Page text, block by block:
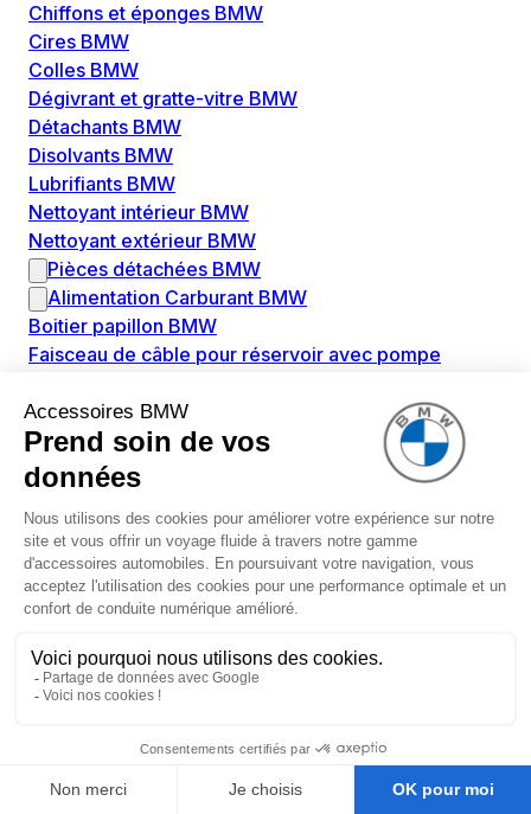
Chiffons et éponges BMW
Cires BMW
Colles BMW
Dégivrant et gratte-vitre BMW
Détachants BMW
Disolvants BMW
Lubrifiants BMW
Nettoyant intérieur BMW
Nettoyant extérieur BMW
Pièces détachées BMW
Alimentation Carburant BMW
Boitier papillon BMW
Faisceau de câble pour réservoir avec pompe
Injecteur BMW
Pompe à carburant BMW
Pompe diesel BMW
Bobines d'allumage BMW
Boitier de préchauffage BMW
Bougie de préchauffage BMW
Amortissement BMW
Amortisseur de vibrations BMW
Cassette de ressort en roulé BMW
Ressort hélicoïdal BMW
Boîte de vitesse BMW